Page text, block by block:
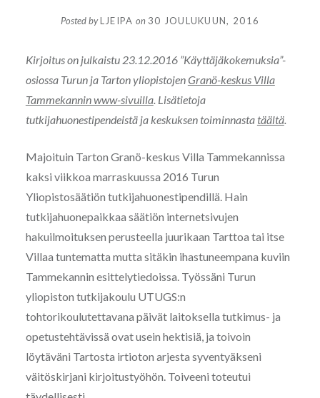
Posted byLJEIPA on 30 JOULUKUUN, 2016
Kirjoitus on julkaistu 23.12.2016 ”Käyttäjäkokemuksia”-
osiossa Turun ja Tarton yliopistojenGranö-keskus Villa
Tammekannin www-sivuilla. Lisätietoja
tutkijahuonestipendeistä ja keskuksen toiminnasta täältä.
Majoituin Tarton Granö-keskus Villa Tammekannissa
kaksi viikkoa marraskuussa 2016 Turun
Yliopistosäätiön tutkijahuonestipendillä. Hain
tutkijahuonepaikkaa säätiön internetsivujen
hakuilmoituksen perusteella juurikaan Tarttoa tai itse
Villaa tuntematta mutta sitäkin ihastuneempana kuviin
Tammekannin esittelytiedoissa. Työssäni Turun
yliopiston tutkijakoulu UTUGS:n
tohtorikoulutettavana päivät laitoksella tutkimus- ja
opetustehtävissä ovat usein hektisiä, ja toivoin
löytäväni Tartosta irtioton arjesta syventyäkseni
väitöskirjani kirjoitustyöhön. Toiveeni toteutui